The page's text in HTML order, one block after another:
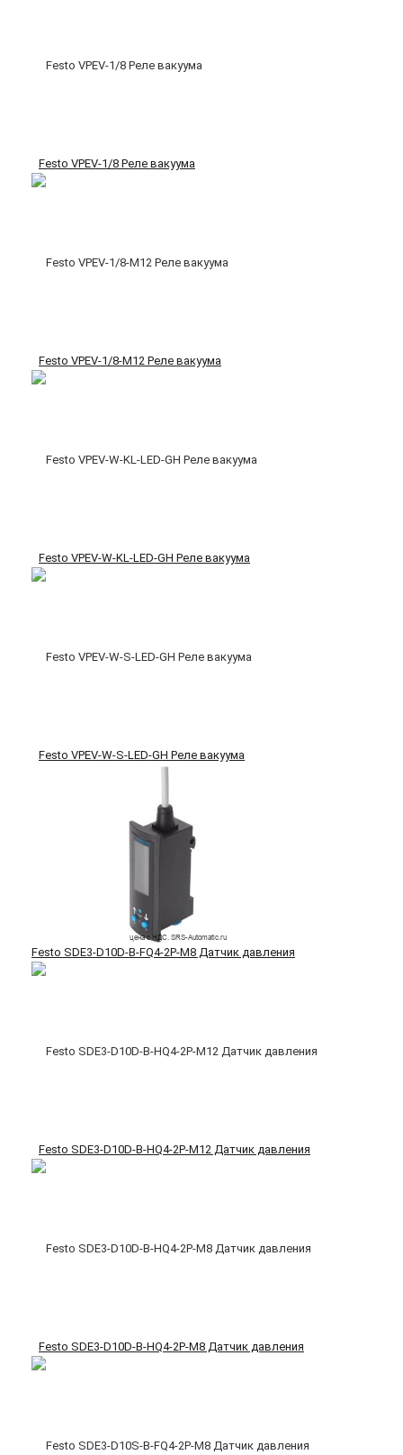
Festo VPEV-1/8 Реле вакуума
Festo VPEV-1/8-M12 Реле вакуума
Festo VPEV-W-KL-LED-GH Реле вакуума
Festo VPEV-W-S-LED-GH Реле вакуума
Festo SDE3-D10D-B-FQ4-2P-M8 Датчик давления
Festo SDE3-D10D-B-HQ4-2P-M12 Датчик давления
Festo SDE3-D10D-B-HQ4-2P-M8 Датчик давления